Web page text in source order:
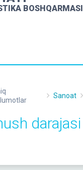
BOSHQARMASI
MUROJAATLAR
Sanoat
darajasi